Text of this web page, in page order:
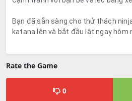
Bạn đã sẵn sàng cho thử thách
katana lên và bắt đầu lật ngay hôm
Rate the Game
0